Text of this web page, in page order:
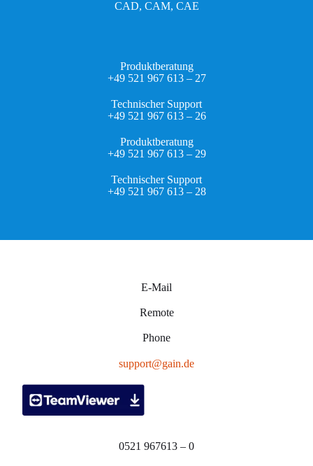
CAD, CAM, CAE
Produktberatung
+49 521 967 613 – 27
Technischer Support
+49 521 967 613 – 26
Produktberatung
+49 521 967 613 – 29
Technischer Support
+49 521 967 613 – 28
E-Mail
Remote
Phone
support@gain.de
0521 967613 – 0